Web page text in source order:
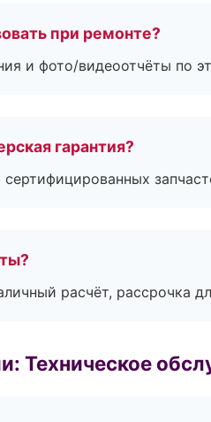
при ремонте?
и фото/видеоотчёты по
гарантия?
расчёт, рассрочка
Техническое